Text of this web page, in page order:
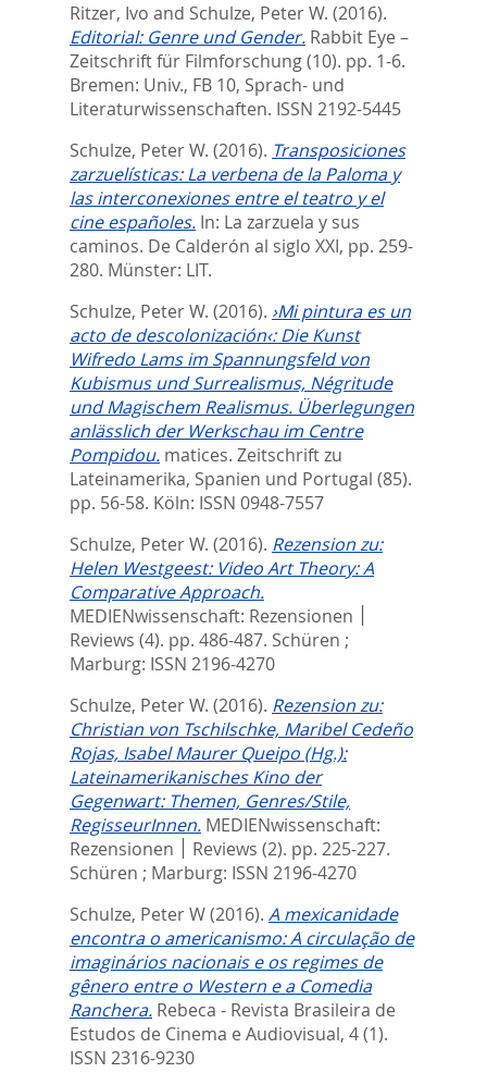
Ritzer, Ivo and Schulze, Peter W. (2016).
Editorial: Genre und Gender. Rabbit Eye –
Zeitschrift für Filmforschung (10). pp. 1-6.
Bremen: Univ., FB 10, Sprach- und
Literaturwissenschaften. ISSN 2192-5445
Schulze, Peter W. (2016). Transposiciones
zarzuelísticas: La verbena de la Paloma y
las interconexiones entre el teatro y el
cine españoles. In: La zarzuela y sus
caminos. De Calderón al siglo XXI, pp. 259-
280. Münster: LIT.
Schulze, Peter W. (2016). ›Mi pintura es un
acto de descolonización‹: Die Kunst
Wifredo Lams im Spannungsfeld von
Kubismus und Surrealismus, Négritude
und Magischem Realismus. Überlegungen
anlässlich der Werkschau im Centre
Pompidou. matices. Zeitschrift zu
Lateinamerika, Spanien und Portugal (85).
pp. 56-58. Köln: ISSN 0948-7557
Schulze, Peter W. (2016). Rezension zu:
Helen Westgeest: Video Art Theory: A
Comparative Approach.
MEDIENwissenschaft: Rezensionen ׀
Reviews (4). pp. 486-487. Schüren ;
Marburg: ISSN 2196-4270
Schulze, Peter W. (2016). Rezension zu:
Christian von Tschilschke, Maribel Cedeño
Rojas, Isabel Maurer Queipo (Hg.):
Lateinamerikanisches Kino der
Gegenwart: Themen, Genres/Stile,
RegisseurInnen. MEDIENwissenschaft:
Rezensionen ׀ Reviews (2). pp. 225-227.
Schüren ; Marburg: ISSN 2196-4270
Schulze, Peter W(2016). A mexicanidade
encontra o americanismo: A circulação de
imaginários nacionais e os regimes de
gênero entre o Western e a Comedia
Ranchera. Rebeca - Revista Brasileira de
Estudos de Cinema e Audiovisual, 4 (1).
ISSN 2316-9230